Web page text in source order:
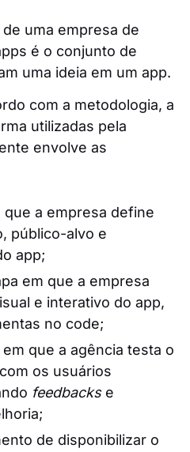
uma empresa de
é o conjunto de
uma ideia em um app.
com a metodologia, a
utilizadas pela
envolve as
que a empresa define
público-alvo e
app;
em que a empresa
e interativo do app,
no code;
que a agência testa o
os usuários
feedbackse
de disponibilizar o